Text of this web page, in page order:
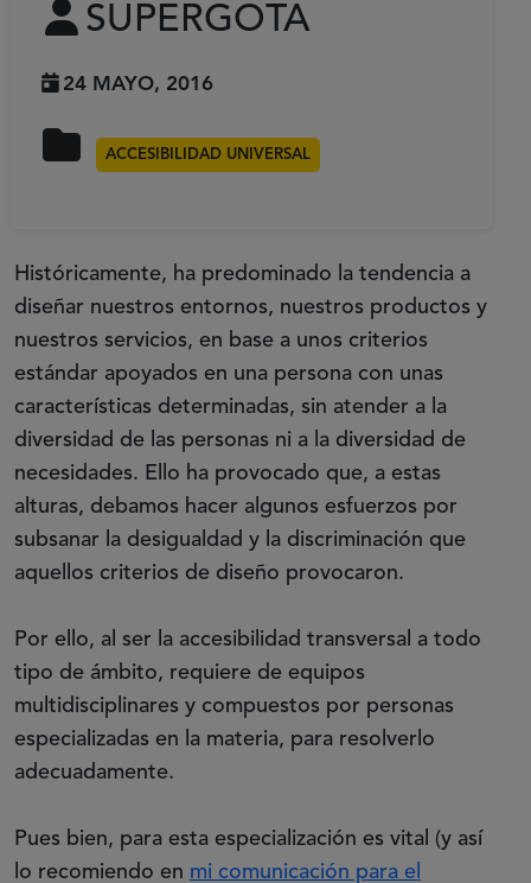
SUPERGOTA
24 MAYO, 2016
ACCESIBILIDAD UNIVERSAL
Históricamente, ha predominado la tendencia a
diseñar nuestros entornos, nuestros productos y
nuestros servicios, en base a unos criterios
estándar apoyados en una persona con unas
características determinadas, sin atender a la
diversidad de las personas ni a la diversidad de
necesidades. Ello ha provocado que, a estas
alturas, debamos hacer algunos esfuerzos por
subsanar la desigualdad y la discriminación que
aquellos criterios de diseño provocaron.
Por ello, al ser la accesibilidad transversal a todo
tipo de ámbito, requiere de equipos
multidisciplinares y compuestos por personas
especializadas en la materia, para resolverlo
adecuadamente.
Pues bien, para esta especialización es vital (y así
lo recomiendo en mi comunicación para el